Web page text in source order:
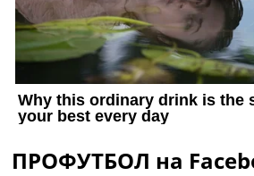
ПРОФУТБОЛ на